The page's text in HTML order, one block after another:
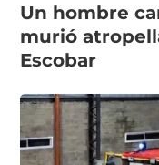
Un hombre
murió
Escobar